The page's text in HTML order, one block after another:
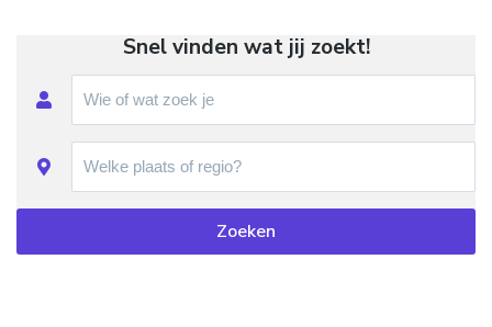
Snel vinden wat jij zoekt!